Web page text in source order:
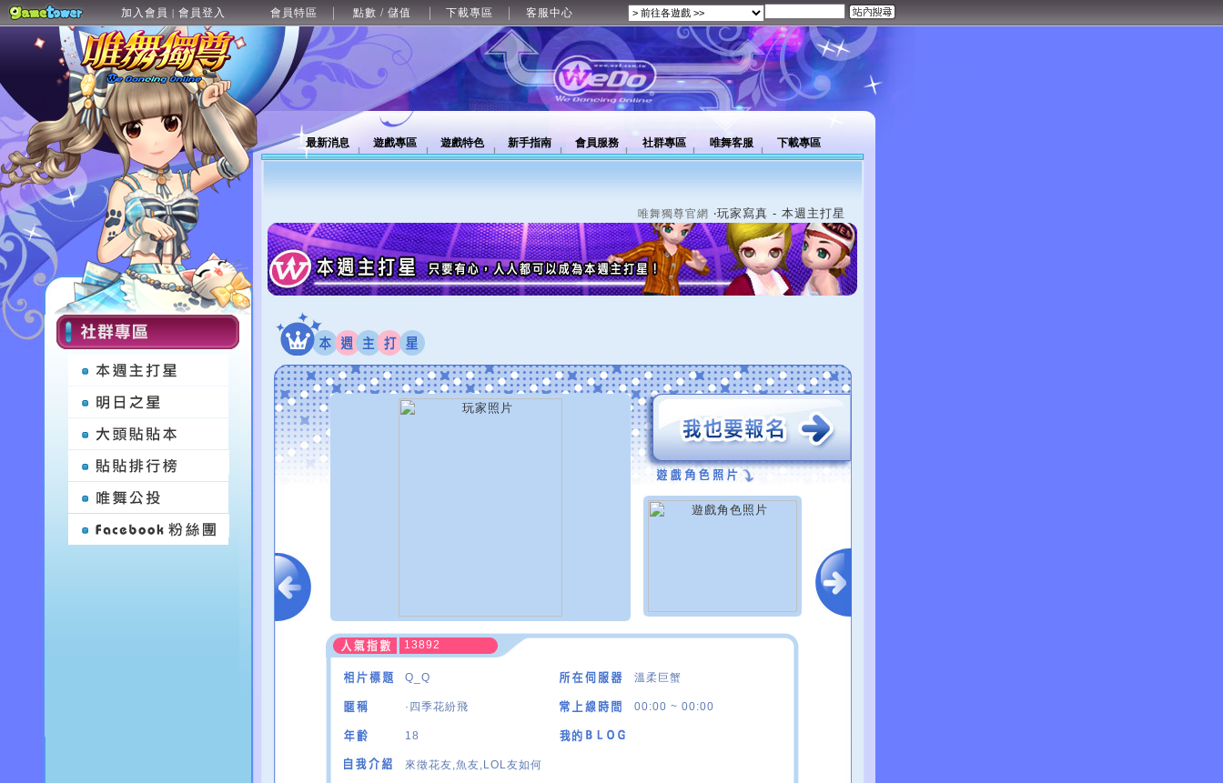
加入會員 | 會員登入 會員特區 點數 / 儲值 下載專區 客服中心
最新消息 遊戲專區 遊戲特色 新手指南 會員服務 社群專區 唯舞客服 下載專區
唯舞獨尊官網 ‧玩家寫真 - 本週主打星
13892
Q_Q 溫柔巨蟹
·四季花紛飛 00:00 ~ 00:00
18
來徵花友,魚友,LOL友如何